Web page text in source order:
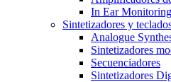
In Ear Monitoring
Sintetizadores y
Analogue
Sintetizadores
Secuenciadores
Sintetizadores